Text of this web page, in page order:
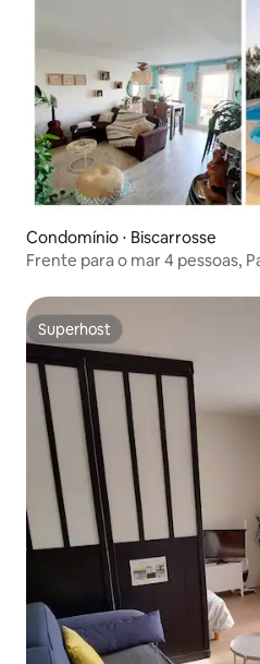
Condomínio ⋅ Biscarrosse
Frente para o mar 4 pessoas,
Superhost
Superhost